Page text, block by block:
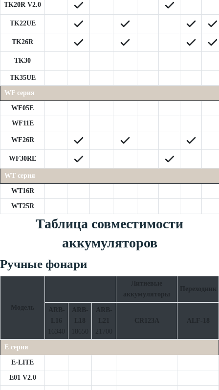
TK20R V2.0
TK22UE
TK26R
TK30
TK35UE
WF серия
WF05E
WF11E
WF26R
WF30RE
WT серия
WT16R
WT25R
Таблица совместимости
аккумуляторов
Ручные фонари
Модель
Литиевые
аккумуляторы
Переходник
ARB-
ARB-
ARB-
L21
21700
CR123A ALF-18
E серия
E-LITE
E01 V2.0